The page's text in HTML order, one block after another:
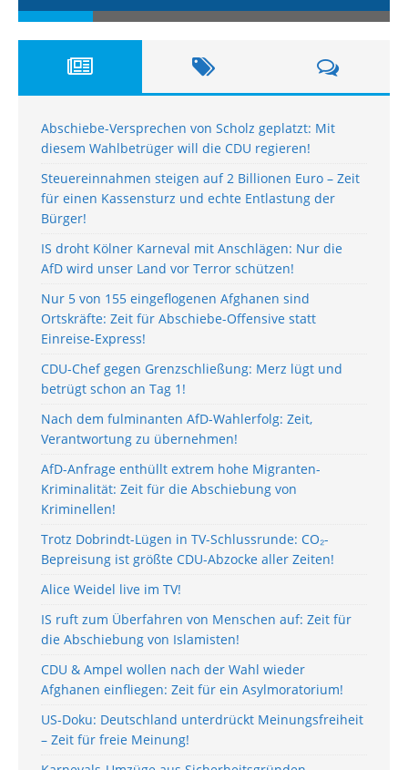
Abschiebe-Versprechen von Scholz geplatzt: Mit
diesem Wahlbetrüger will die CDU regieren!
Steuereinnahmen steigen auf 2 Billionen Euro – Zeit
für einen Kassensturz und echte Entlastung der
Bürger!
IS droht Kölner Karneval mit Anschlägen: Nur die
AfD wird unser Land vor Terror schützen!
Nur 5 von 155 eingeflogenen Afghanen sind
Ortskräfte: Zeit für Abschiebe-Offensive statt
Einreise-Express!
CDU-Chef gegen Grenzschließung: Merz lügt und
betrügt schon an Tag 1!
Nach dem fulminanten AfD-Wahlerfolg: Zeit,
Verantwortung zu übernehmen!
AfD-Anfrage enthüllt extrem hohe Migranten-
Kriminalität: Zeit für die Abschiebung von
Kriminellen!
Trotz Dobrindt-Lügen in TV-Schlussrunde: CO₂-
Bepreisung ist größte CDU-Abzocke aller Zeiten!
Alice Weidel live im TV!
IS ruft zum Überfahren von Menschen auf: Zeit für
die Abschiebung von Islamisten!
CDU & Ampel wollen nach der Wahl wieder
Afghanen einfliegen: Zeit für ein Asylmoratorium!
US-Doku: Deutschland unterdrückt Meinungsfreiheit
– Zeit für freie Meinung!